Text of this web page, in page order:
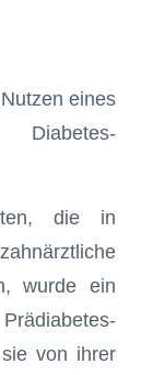
eines
die in
wurde ein
von ihrer